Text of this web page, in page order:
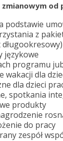
od
podstawie
z
językowe
programu
wakacji dla
dla dzieci
spotkania
produkty
do pracy
zespół